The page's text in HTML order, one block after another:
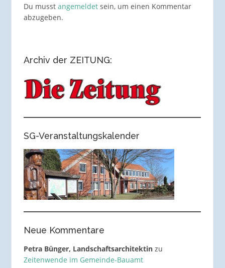
Du musst angemeldetsein, um einen Kommentar
abzugeben.
Archiv der ZEITUNG:
SG-Veranstaltungskalender
Neue Kommentare
Petra Bünger, Landschaftsarchitektinzu
Zeitenwende im Gemeinde-Bauamt